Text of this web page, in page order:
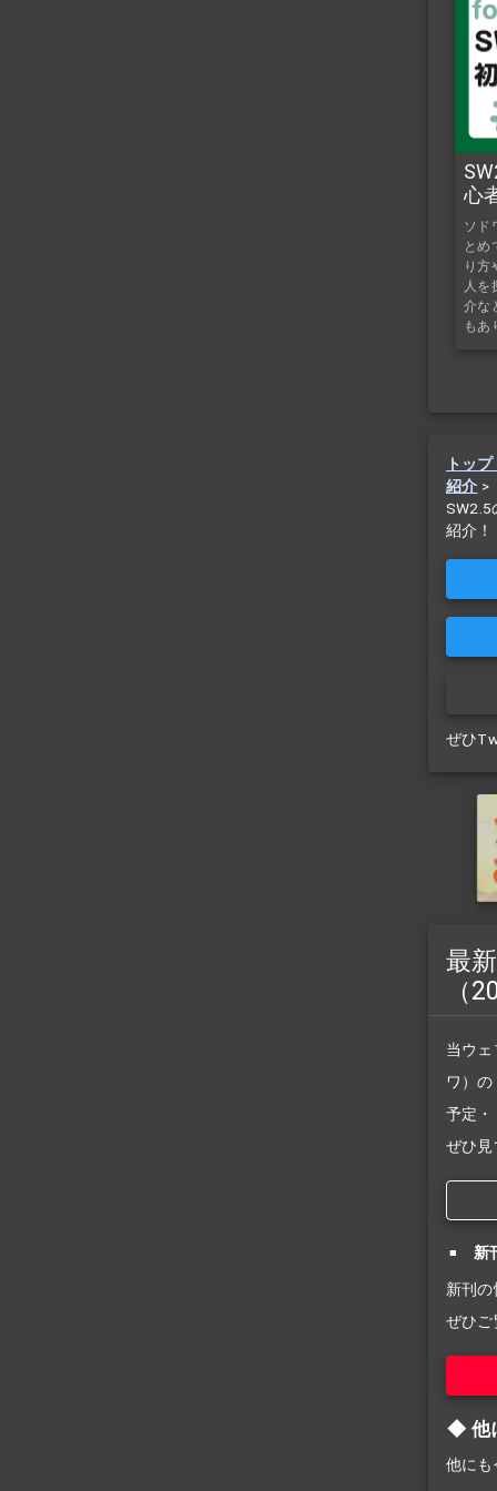
心
ソド
とめ
り方
人を
介な
もあ
トップ
紹介 >
SW2.5
紹介！
ぜひ
最
（
当ウ
ワ）の
予定・
ぜひ見
新
新刊
ぜひ
他
他にも